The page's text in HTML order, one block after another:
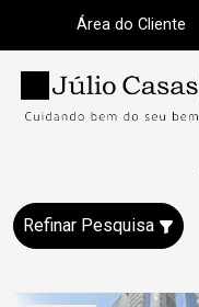
Área do Cliente
Refinar Pesquisa